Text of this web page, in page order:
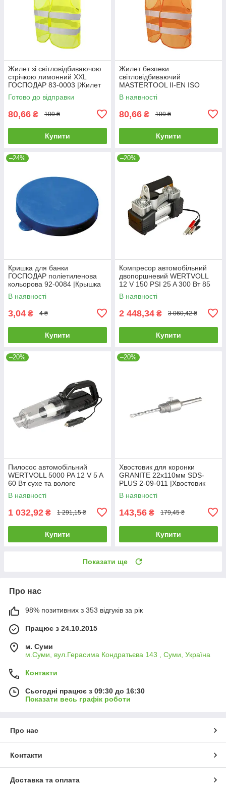
Жилет зi свiтловідбиваючою
стрiчкою лимонний XXL
ГОСПОДАР 83-0003 |Жилет
со светоотражающей лентой
лимонный XXL ГОСПОДАР
Готово до відправки
80,66 ₴ 109 ₴
Купити
Жилет безпеки
світловідбиваючий
MASTERTOOL II-EN ISO
13688 EN ISO 20471 XXL
помаранчевий 83-0004
В наявності
80,66 ₴ 109 ₴
Купити
–24%
Кришка для банки
ГОСПОДАР поліетиленова
кольорова 92-0084 |Крышка
для банки ГОСПОДАР
полиэтиленовая цветная 92-
В наявності
3,04 ₴ 4 ₴
Купити
–20%
Компресор автомобільний
двопоршневий WERTVOLL
12 V 150 PSI 25 A 300 Вт 85
л/хв сумка AC-2185 |
Компрессор автомобильный
В наявності
2 448,34 ₴ 3 060,42 ₴
Купити
–20%
Пилосос автомобільний
WERTVOLL 5000 PA 12 V 5 A
60 Вт сухе та вологе
прибирання сумка AC-5000 |
Пылесос автомобильный
В наявності
1 032,92 ₴ 1 291,15 ₴
Купити
–20%
Хвостовик для коронки
GRANITE 22х110мм SDS-
PLUS 2-09-011 |Хвостовик
для коронки GRANITE
22х110мм SDS-PLUS 2-09-
В наявності
143,56 ₴ 179,45 ₴
Купити
Показати ще
Про нас
98% позитивних з 353 відгуків за рік
Працює з 24.10.2015
м. Суми
м.Суми, вул.Герасима Кондратьєва 143 , Суми, Україна
Контакти
Сьогодні працює з 09:30 до 16:30
Показати весь графік роботи
Про нас
Контакти
Доставка та оплата